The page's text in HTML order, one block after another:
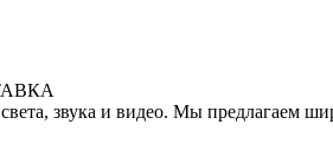
звука и видео. Мы предлагаем